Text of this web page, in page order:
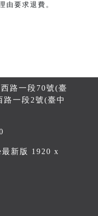
由要求退費。
路一段70號(臺
一段2號(臺中
新版 1920 x